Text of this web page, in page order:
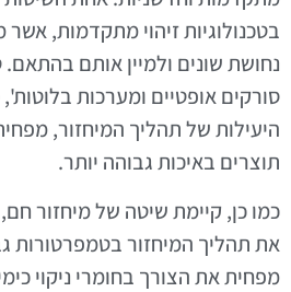
בטכנולוגיות זיהוי מתקדמות,
נחושת שונים ולמיין אותם בהתאם.
סורקים אופטיים ומערכות
היעילות של תהליך המיחזור,
תוצרים באיכות גבוהה יותר.
כמו כן, קיימת שיטה של מיחזור
את תהליך המיחזור בטמפרטורות
מפחית את הצורך בחומרי ניקוי